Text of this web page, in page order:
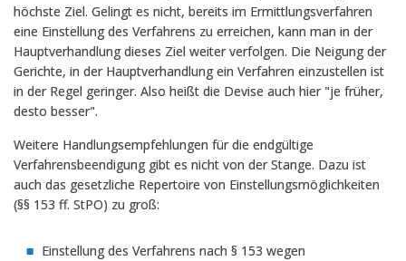
höchste Ziel. Gelingt es nicht, bereits im Ermittlungsverfahren
eine Einstellung des Verfahrens zu erreichen, kann man in der
Hauptverhandlung dieses Ziel weiter verfolgen. Die Neigung der
Gerichte, in der Hauptverhandlung ein Verfahren einzustellen ist
in der Regel geringer. Also heißt die Devise auch hier "je früher,
desto besser".
Weitere Handlungsempfehlungen für die endgültige
Verfahrensbeendigung gibt es nicht von der Stange. Dazu ist
auch das gesetzliche Repertoire von Einstellungsmöglichkeiten
(§§ 153 ff. StPO) zu groß:
Einstellung des Verfahrens nach § 153 wegen